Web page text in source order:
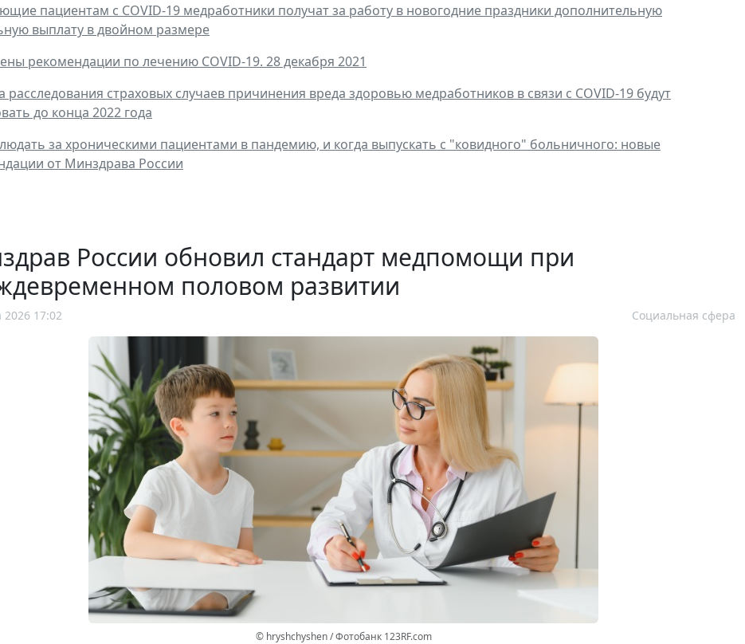
пациентам с COVID-19 медработники получат за работу в новогодние праздники дополнительную
выплату в двойном размере
рекомендации по лечению COVID-19. 28 декабря 2021
расследования страховых случаев причинения вреда здоровью медработников в связи с COVID-19 будут
до конца 2022 года
за хроническими пациентами в пандемию, и когда выпускать с "ковидного" больничного: новые
от Минздрава России
России обновил стандарт медпомощи при
половом развитии
2026 17:02 Социальная сфера
© hryshchyshen / Фотобанк 123RF.com